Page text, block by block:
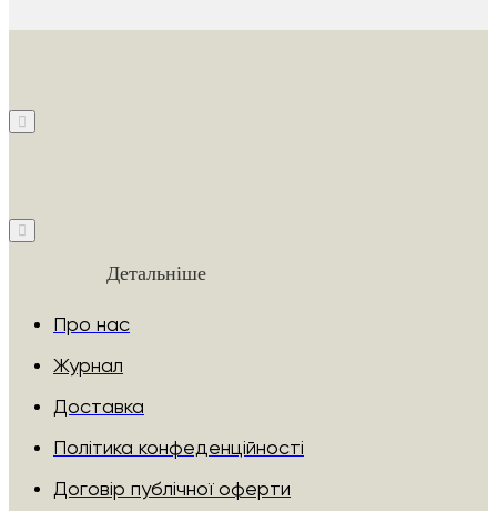
Детальніше
Про нас
Журнал
Доставка
Політика конфеденційності
Договір публічної оферти